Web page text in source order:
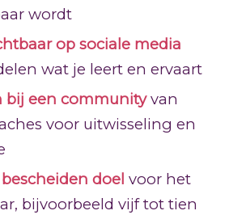
wordt
op sociale media
wat je leert en ervaart
bij een communityvan
voor uitwisseling en
doel voor het
bijvoorbeeld vijf tot tien